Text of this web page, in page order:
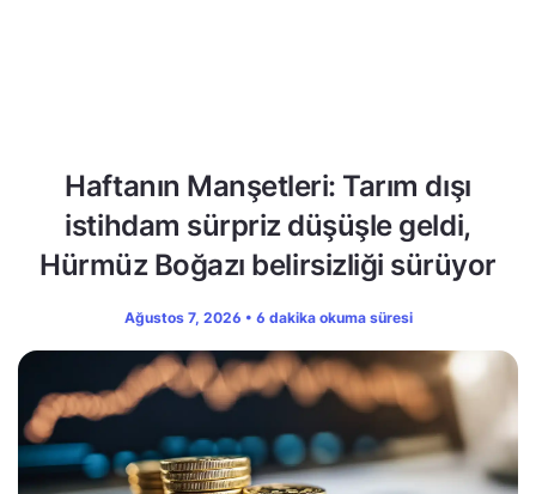
Haftanın Manşetleri: Tarım dışı
istihdam sürpriz düşüşle geldi,
Hürmüz Boğazı belirsizliği sürüyor
Ağustos 7, 2026 • 6 dakika okuma süresi